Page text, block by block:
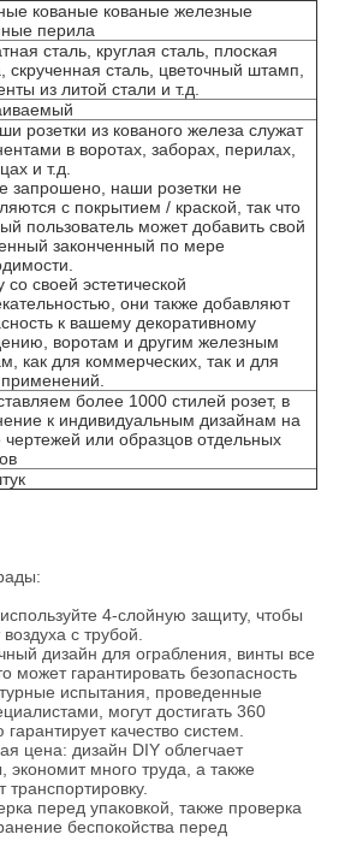
кованые кованые железные
перила
сталь, круглая сталь, плоская
скрученная сталь, цветочный штамп,
из литой стали и т.д.
розетки из кованого железа служат
в воротах, заборах, перилах,
и т.д.
запрошено, наши розетки не
с покрытием / краской, так что
пользователь может добавить свой
законченный по мере
со своей эстетической
они также добавляют
к вашему декоративному
воротам и другим железным
как для коммерческих, так и для
более 1000 стилей розет, в
к индивидуальным дизайнам на
чертежей или образцов отдельных
4-слойную защиту, чтобы
воздуха с трубой.
дизайн для ограбления, винты все
может гарантировать безопасность
испытания, проведенные
могут достигать 360
качество систем.
цена: дизайн DIY облегчает
экономит много труда, а также
транспортировку.
перед упаковкой, также проверка
беспокойства перед